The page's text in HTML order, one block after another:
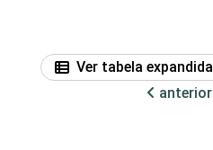
Ver tabela expandida
anterior